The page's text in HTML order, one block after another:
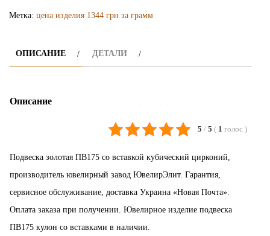
Метка: цена изделия 1344 грн за грамм
ОПИСАНИЕ ДЕТАЛИ
Описание
5 / 5 ( 1 голос )
Подвеска золотая ПВ175 со вставкой кубический цирконий,
производитель ювелирный завод ЮвелирЭлит. Гарантия,
сервисное обслуживание, доставка Украина «Новая Почта».
Оплата заказа при получении. Ювелирное изделие подвеска
ПВ175 кулон со вставками в наличии.